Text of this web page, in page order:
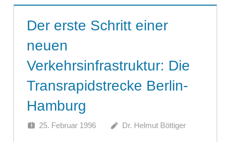
Der erste Schritt einer
neuen
Verkehrsinfrastruktur: Die
Transrapidstrecke Berlin-
Hamburg
25. Februar 1996 Dr. Helmut Böttiger